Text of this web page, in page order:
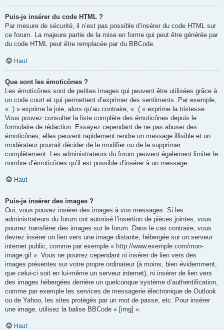
Puis-je insérer du code HTML ?
Par mesure de sécurité, il n’est pas possible d’insérer du code HTML sur
ce forum. La majeure partie de la mise en forme qui peut être générée par
du code HTML peut être remplacée par du BBCode.
Haut
Que sont les émoticônes ?
Les émoticônes sont de petites images qui peuvent être utilisées grâce à
un code court et qui permettent d’exprimer des sentiments. Par exemple,
« :) » exprime la joie, alors qu’au contraire, « :( » exprime la tristesse.
Vous pouvez consulter la liste complète des émoticônes depuis le
formulaire de rédaction. Essayez cependant de ne pas abuser des
émoticônes, elles peuvent rapidement rendre un message illisible et un
modérateur pourrait décider de le modifier ou de le supprimer
complètement. Les administrateurs du forum peuvent également limiter le
nombre d’émoticônes qu’il est possible d’insérer à un message.
Haut
Puis-je insérer des images ?
Oui, vous pouvez insérer des images à vos messages. Si les
administrateurs du forum ont autorisé l’insertion de pièces jointes, vous
pourrez transférer des images sur le forum. Dans le cas contraire, vous
devrez insérer un lien vers une image distante, hébergée sur un serveur
internet public, comme par exemple « http://www.exemple.com/mon-
image.gif ». Vous ne pourrez cependant ni insérer de lien vers des
images présentes sur votre propre ordinateur (à moins, bien évidemment,
que celui-ci soit en lui-même un serveur internet), ni insérer de lien vers
des images hébergées derrière un quelconque système d’authentification,
comme par exemple les services de messagerie électronique de Outlook
ou de Yahoo, les sites protégés par un mot de passe, etc. Pour insérer
une image, utilisez la balise BBCode « [img] ».
Haut